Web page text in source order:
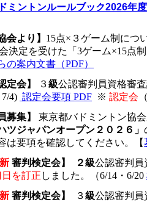
ミントンルールブック2026年
会より】 15点×３ゲーム制につ
決定を受けた「3ゲーム×15点
の案内文書（PDF）
定会】 ３級公認審判員資格審
7/4) 認定会要項 PDF ※ 認定会
募集】
東京都バドミントン協
ツジャパンオープン２０２６」
は要項を確認してください。【
審判検定会】 ２級公認審判員
日を訂正 しました。 （6/14・6/20
審判検定会】 ３級公認審判員